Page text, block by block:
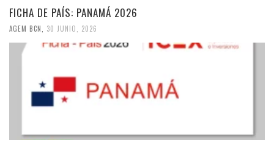
FICHA DE PAÍS: PANAMÁ 2026
AGEM BCN, 30 JUNIO, 2026